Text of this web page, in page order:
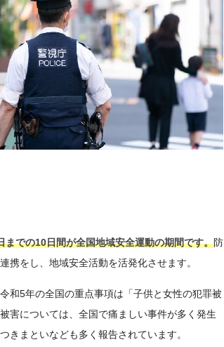
での10日間が全国地域安全運動の期間です。防
携をし、地域安全活動を活発化させます。
和5年の全国の重点事項は「子供と女性の犯罪被
害については、全国で痛ましい事件が多く発生
きまといなども多く報告されています。